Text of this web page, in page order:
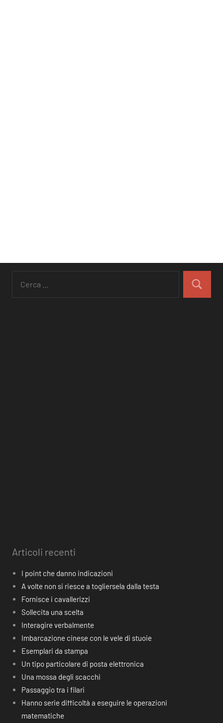
Articoli recenti
I point che danno indicazioni
A volte non si riesce a togliersela dalla testa
Fornisce i cavallerizzi
Sollecita una scelta
Interagire verbalmente
Imbarcazione cinese con le vele di stuoie
Esemplari da stampa
Un tipo particolare di posta elettronica
Una mossa degli scacchi
Passaggio tra i filari
Hanno serie difficoltà a eseguire le operazioni
matematiche